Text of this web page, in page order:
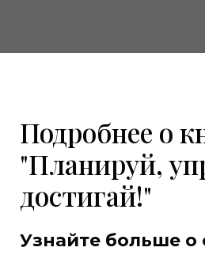
Подробнее о
"Планируй,
достигай!"
Узнайте больше